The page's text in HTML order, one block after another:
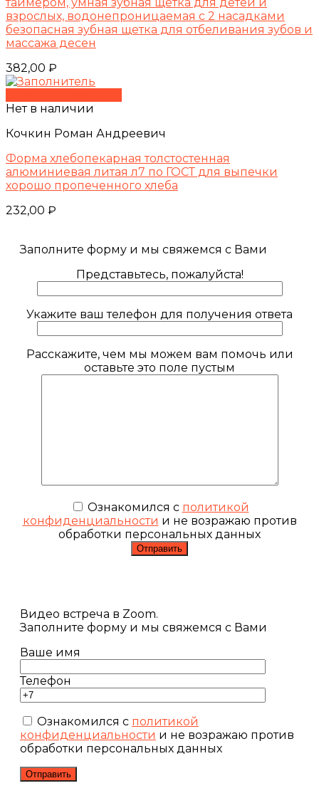
взрослых, водонепроницаемая с 2 насадками
безопасная зубная щетка для отбеливания зубов и
массажа десен
382,00 ₽
Нет в наличии
Кочкин Роман Андреевич
Форма хлебопекарная толстостенная
алюминиевая литая л7 по ГОСТ для выпечки
хорошо пропеченного хлеба
232,00 ₽
Заполните форму и мы свяжемся с Вами
Представьтесь, пожалуйста!
Укажите ваш телефон для получения ответа
Расскажите, чем мы можем вам помочь или
оставьте это поле пустым
Ознакомился с политикой
конфиденциальности и не возражаю против
обработки персональных данных
Видео встреча в Zoom.
Заполните форму и мы свяжемся с Вами
Ваше имя
Телефон
Ознакомился с политикой
конфиденциальности и не возражаю против
обработки персональных данных